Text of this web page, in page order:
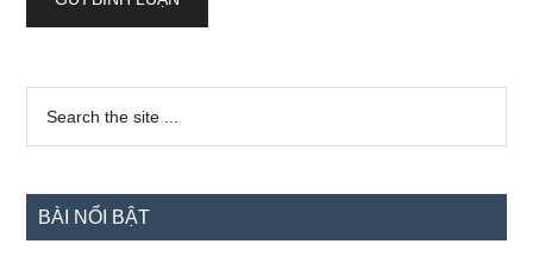
Sidebar
chính
...
BÀI NỔI BẬT